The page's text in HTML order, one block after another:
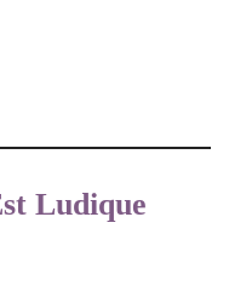
Ludique